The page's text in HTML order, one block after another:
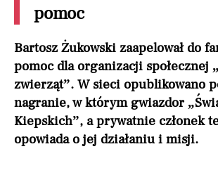
pomoc
Bartosz Żukowski zaapelował do
pomoc dla organizacji społecznej
zwierząt”. W sieci opublikowano
nagranie, w którym gwiazdor
Kiepskich”, a prywatnie członek
opowiada o jej działaniu i misji.